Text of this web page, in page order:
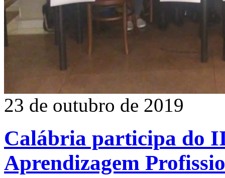
23 de outubro de 2019
Calábria participa do
Aprendizagem